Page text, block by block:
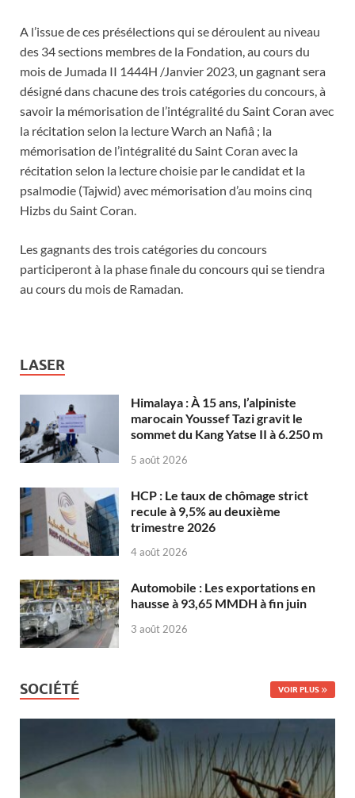
A l’issue de ces présélections qui se déroulent au niveau
des 34 sections membres de la Fondation, au cours du
mois de Jumada II 1444H /Janvier 2023, un gagnant sera
désigné dans chacune des trois catégories du concours, à
savoir la mémorisation de l’intégralité du Saint Coran avec
la récitation selon la lecture Warch an Nafiâ ; la
mémorisation de l’intégralité du Saint Coran avec la
récitation selon la lecture choisie par le candidat et la
psalmodie (Tajwid) avec mémorisation d’au moins cinq
Hizbs du Saint Coran.
Les gagnants des trois catégories du concours
participeront à la phase finale du concours qui se tiendra
au cours du mois de Ramadan.
LASER
Himalaya : À 15 ans, l’alpiniste
marocain Youssef Tazi gravit le
sommet du Kang Yatse II à 6.250 m
5 août 2026
HCP : Le taux de chômage strict
recule à 9,5% au deuxième
trimestre 2026
4 août 2026
Automobile : Les exportations en
hausse à 93,65 MMDH à fin juin
3 août 2026
SOCIÉTÉ VOIR PLUS